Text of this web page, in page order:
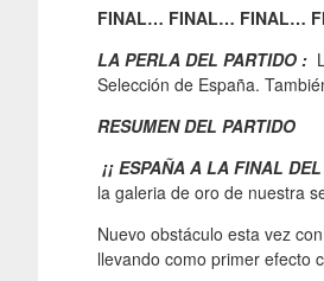
FINAL… FINAL… FINAL…
LA PERLA DEL PARTIDO :
Selección de España.
RESUMEN DEL PARTIDO
¡¡ ESPAÑA A LA FINAL
la galeria de oro de nuestra
Nuevo obstáculo esta vez
llevando como primer efecto